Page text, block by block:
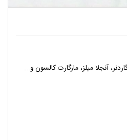
آنجلا میلز، مارگارت کالسون و...